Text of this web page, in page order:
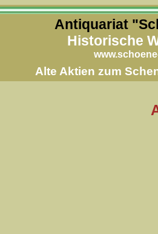
Antiquariat
Historische
Alte Aktien zum